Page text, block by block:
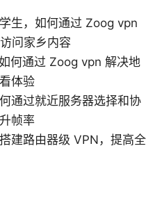
生，如何通过 Zoog vpn
问家乡内容
何通过 Zoog vpn 解决地
体验
通过就近服务器选择和协
帧率
建路由器级 VPN，提高全